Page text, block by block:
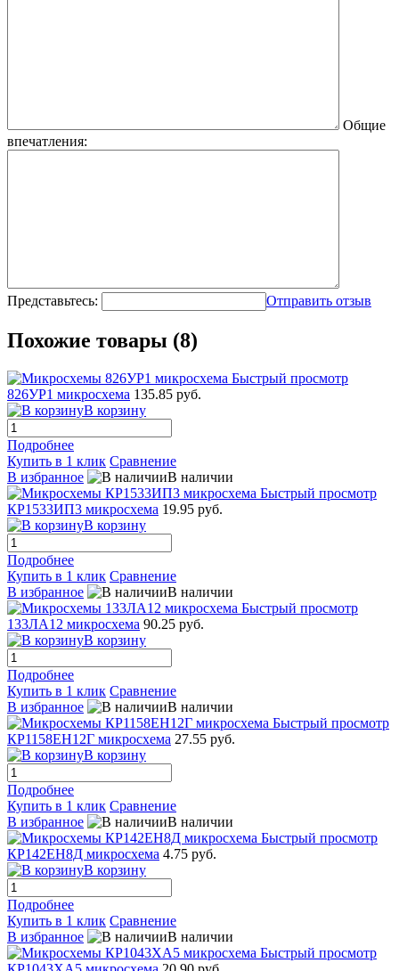
Общие
впечатления:
Представьтесь: Отправить отзыв
Похожие товары (8)
Быстрый просмотр
826УР1 микросхема 135.85 руб.
В корзину
Подробнее
Купить в 1 клик Сравнение
В избранное
В наличии
Быстрый просмотр
КР1533ИП3 микросхема 19.95 руб.
В корзину
Подробнее
Купить в 1 клик Сравнение
В избранное
В наличии
Быстрый просмотр
133ЛА12 микросхема 90.25 руб.
В корзину
Подробнее
Купить в 1 клик Сравнение
В избранное
В наличии
Быстрый просмотр
КР1158ЕН12Г микросхема 27.55 руб.
В корзину
Подробнее
Купить в 1 клик Сравнение
В избранное
В наличии
Быстрый просмотр
КР142ЕН8Д микросхема 4.75 руб.
В корзину
Подробнее
Купить в 1 клик Сравнение
В избранное
В наличии
Быстрый просмотр